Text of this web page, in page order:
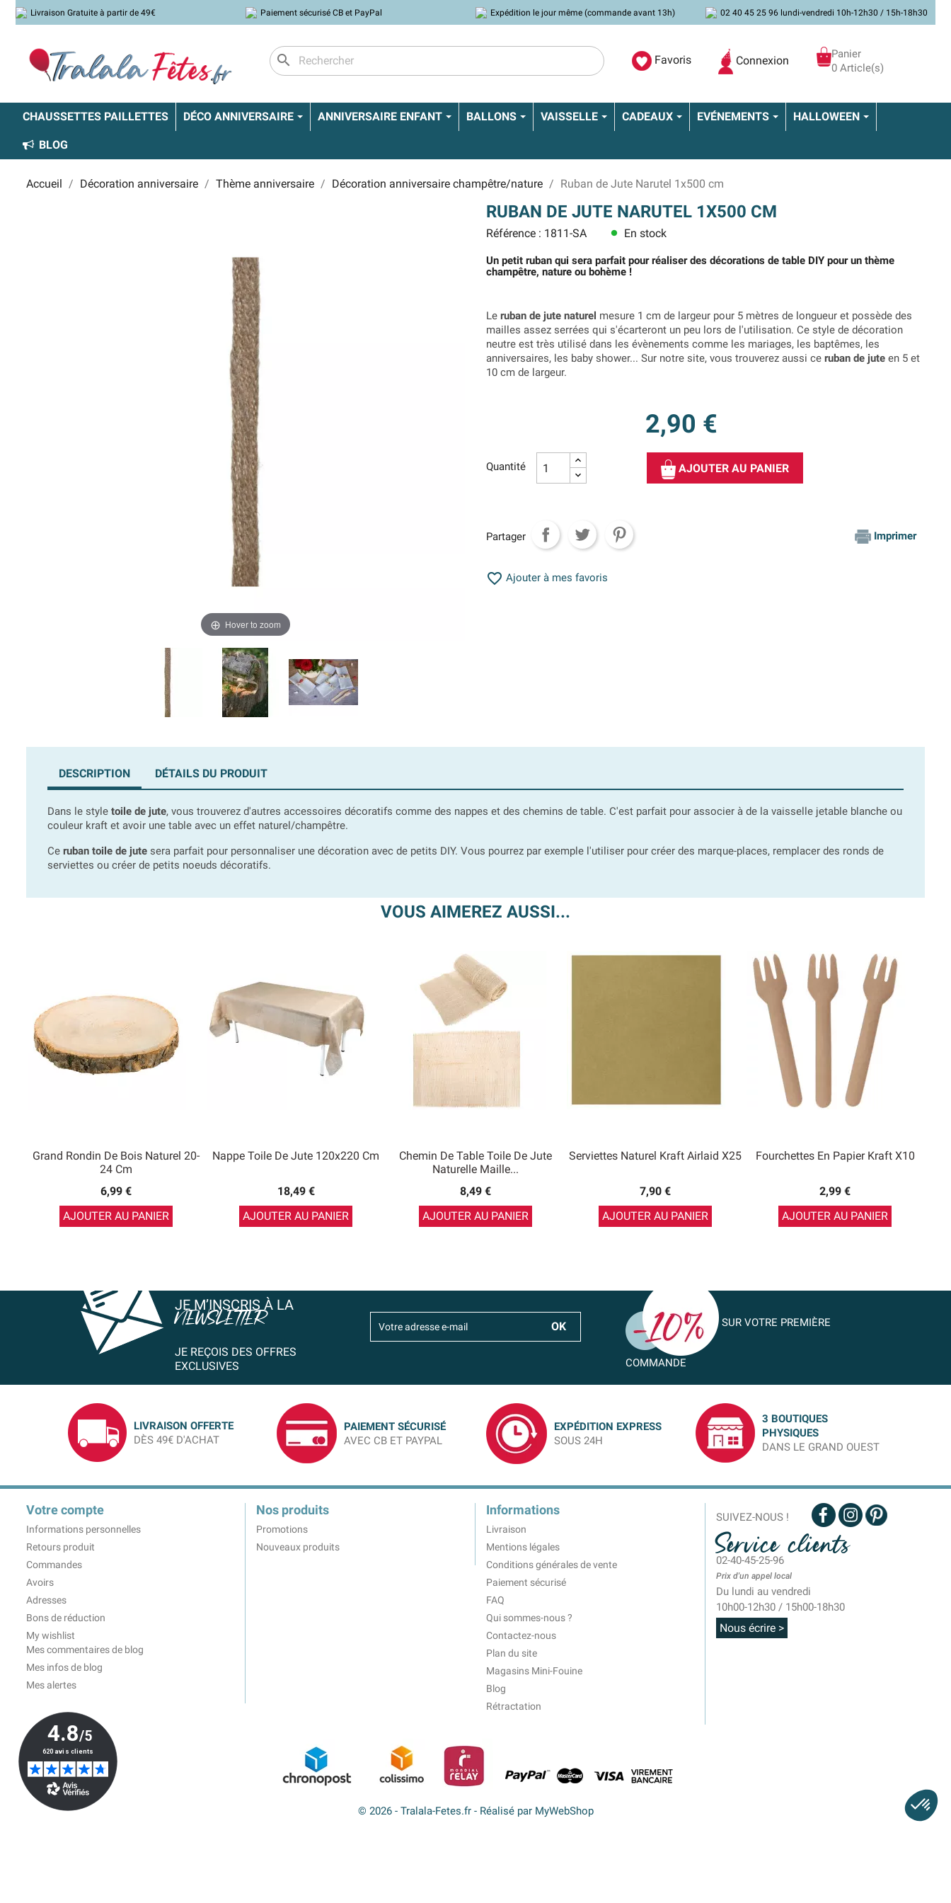
Livraison Gratuite à partir de 49€ Paiement sécurisé CB et PayPal Expédition le jour même (commande avant 13h) 02 40 45 25 96 lundi-vendredi 10h-12h30 / 15h-18h30
search Favoris Connexion
Panier
0 Article(s)
CHAUSSETTES PAILLETTES DÉCO ANNIVERSAIRE ANNIVERSAIRE ENFANT BALLONS VAISSELLE CADEAUX EVÉNEMENTS HALLOWEEN
BLOG
Accueil Décoration anniversaire Thème anniversaire Décoration anniversaire champêtre/nature Ruban de Jute Narutel 1x500 cm
Hover to zoom
RUBAN DE JUTE NARUTEL 1X500 CM
Référence : 1811-SA lens En stock
Un petit ruban qui sera parfait pour réaliser des décorations de table DIY pour un thème
champêtre, nature ou bohème !
Le ruban de jute naturel mesure 1 cm de largeur pour 5 mètres de longueur et possède des
mailles assez serrées qui s'écarteront un peu lors de l'utilisation. Ce style de décoration
neutre est très utilisé dans les évènements comme les mariages, les baptêmes, les
anniversaires, les baby shower... Sur notre site, vous trouverez aussi ce ruban de jute en 5 et
10 cm de largeur.
2,90 €
Quantité AJOUTER AU PANIER
Partager Imprimer
 Ajouter à mes favoris
DESCRIPTION DÉTAILS DU PRODUIT
Dans le style toile de jute, vous trouverez d'autres accessoires décoratifs comme des nappes et des chemins de table. C'est parfait pour associer à de la vaisselle jetable blanche ou
couleur kraft et avoir une table avec un effet naturel/champêtre.
Ce ruban toile de jute sera parfait pour personnaliser une décoration avec de petits DIY. Vous pourrez par exemple l'utiliser pour créer des marque-places, remplacer des ronds de
serviettes ou créer de petits noeuds décoratifs.
VOUS AIMEREZ AUSSI...
Grand Rondin De Bois Naturel 20-
24 Cm
6,99 €
AJOUTER AU PANIER
Nappe Toile De Jute 120x220 Cm
18,49 €
AJOUTER AU PANIER
Chemin De Table Toile De Jute
Naturelle Maille...
8,49 €
AJOUTER AU PANIER
Serviettes Naturel Kraft Airlaid X25
7,90 €
AJOUTER AU PANIER
Fourchettes En Papier Kraft X10
2,99 €
AJOUTER AU PANIER
JE M’INSCRIS À LA
NEWSLETTER
JE REÇOIS DES OFFRES
EXCLUSIVES
SUR VOTRE PREMIÈRE
COMMANDE
LIVRAISON OFFERTE
DÈS 49€ D'ACHAT
PAIEMENT SÉCURISÉ
AVEC CB ET PAYPAL
EXPÉDITION EXPRESS
SOUS 24H
3 BOUTIQUES
PHYSIQUES
DANS LE GRAND OUEST
Votre compte
Informations personnelles
Retours produit
Commandes
Avoirs
Adresses
Bons de réduction
My wishlist
Mes commentaires de blog
Mes infos de blog
Mes alertes
Nos produits
Promotions
Nouveaux produits
Informations
Livraison
Mentions légales
Conditions générales de vente
Paiement sécurisé
FAQ
Qui sommes-nous ?
Contactez-nous
Plan du site
Magasins Mini-Fouine
Blog
Rétractation
SUIVEZ-NOUS !
Service clients
02-40-45-25-96
Prix d'un appel local
Du lundi au vendredi
10h00-12h30 / 15h00-18h30
Nous écrire >
© 2026 - Tralala-Fetes.fr - Réalisé par MyWebShop